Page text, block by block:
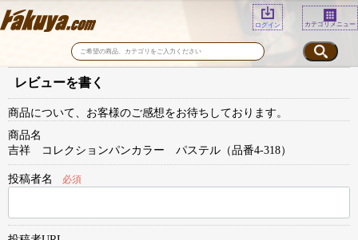
ログイン カテゴリメニュー
レビューを書く
商品について、お客様のご感想をお待ちしております。
商品名
吉祥 コレクションパンカラー パステル（品番4-318）
投稿者名 必須